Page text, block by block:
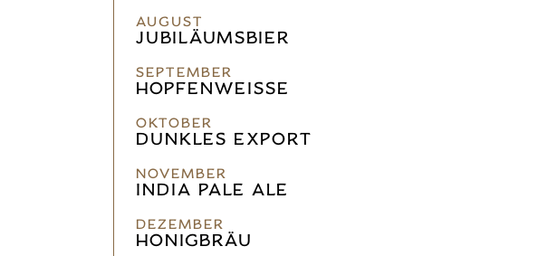
FEBRUAR
SCHWARZBIER
untergäriges Vollbier mit einer schönen
Vollmundigkeit und leichten Röstaromen
AUGUST
JUBILÄUMSBIER
SEPTEMBER
HOPFENWEISSE
OKTOBER
DUNKLES EXPORT
NOVEMBER
INDIA PALE ALE
DEZEMBER
HONIGBRÄU